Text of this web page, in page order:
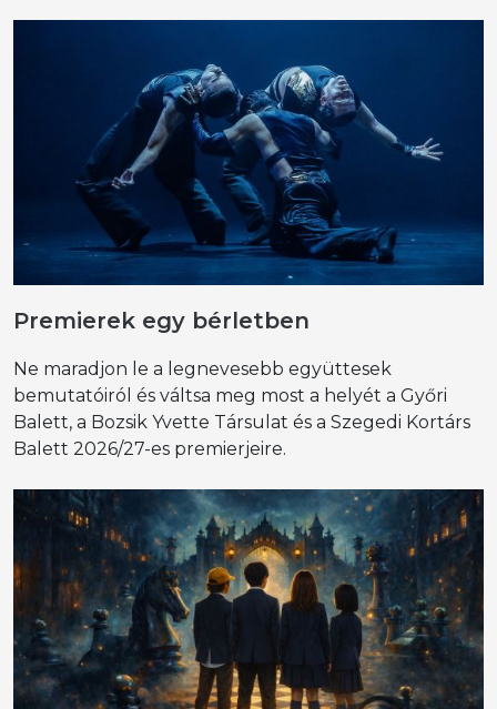
Premierek egy bérletben
Ne maradjon le a legnevesebb együttesek
bemutatóiról és váltsa meg most a helyét a Győri
Balett, a Bozsik Yvette Társulat és a Szegedi Kortárs
Balett 2026/27-es premierjeire.